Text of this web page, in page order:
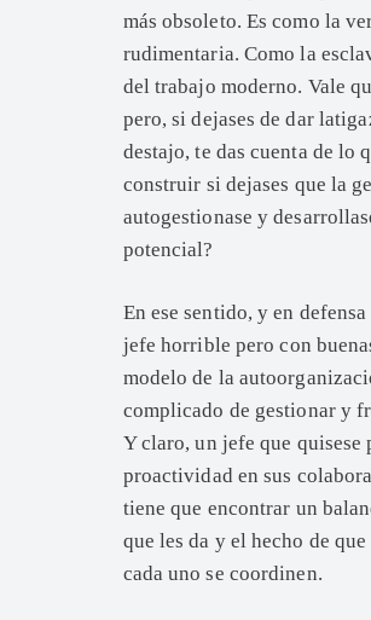
más obsoleto. Es como la
rudimentaria. Como la
del trabajo moderno. Vale
pero, si dejases de dar
destajo, te das cuenta de lo
construir si dejases que la
autogestionase y
potencial?
En ese sentido, y en
jefe horrible pero con
modelo de la
complicado de gestionar y
Y claro, un jefe que quisese
proactividad en sus
tiene que encontrar un
que les da y el hecho de
cada uno se coordinen.